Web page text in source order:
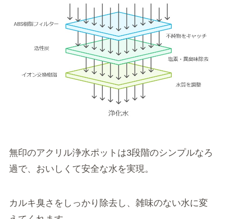
無印のアクリル浄水ポットは3段階のシンプルなろ
過で、おいしくて安全な水を実現。
カルキ臭さをしっかり除去し、雑味のない水に変